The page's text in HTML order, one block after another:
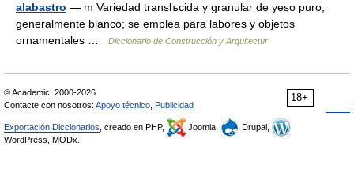
alabastro — m Variedad translъcida y granular de yeso puro,
generalmente blanco; se emplea para labores y objetos
ornamentales …
Diccionario de Construcción y Arquitectur
18+
© Academic, 2000-2026
Contacte con nosotros: Apoyo técnico Publicidad
Exportación Diccionarios , creado en PHP, Joomla,
Drupal,
WordPress, MODx.